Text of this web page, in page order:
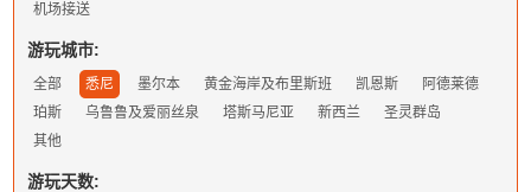
机场接送
游玩城市:
全部 悉尼 墨尔本 黄金海岸及布里斯班 凯恩斯
阿德莱德
珀斯
乌鲁鲁及爱丽丝泉 塔斯马尼亚 新西兰
圣灵群岛
其他
游玩天数: